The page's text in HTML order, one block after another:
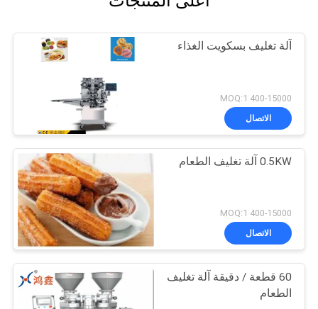
آلة تغليف بسكويت الغذاء
400-15000 MOQ:1
الاتصال
0.5KW آلة تغليف الطعام
400-15000 MOQ:1
الاتصال
60 قطعة / دقيقة آلة تغليف
الطعام